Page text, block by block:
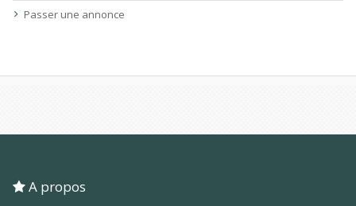
Passer une annonce
A propos